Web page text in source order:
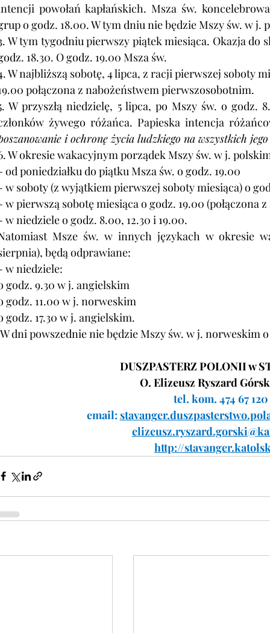
powołań kapłańskich. Msza św.
o godz. 18.00. W tym dniu nie będzie Mszy św. w j.
W tym tygodniu pierwszy piątek miesiąca. Okazja do
18.30. O godz. 19.00 Msza św.
W najbliższą sobotę, 4 lipca, z racji pierwszej soboty
połączona z nabożeństwem pierwszosobotnim.
W przyszłą niedzielę, 5 lipca, po Mszy św. o godz.
żywego różańca. Papieska intencja
i ochronę życia ludzkiego na wszystkich
W okresie wakacyjnym porządek Mszy św. w j.
od poniedziałku do piątku Msza św. o godz. 19.00
w soboty (z wyjątkiem pierwszej soboty miesiąca) o
w pierwszą sobotę miesiąca o godz. 19.00 (połączona
w niedziele o godz. 8.00, 12.30 i 19.00.
Msze św. w innych językach w okresie
będą odprawiane:
w niedziele:
godz. 9.30 w j. angielskim
godz. 11.00 w j. norweskim
godz. 17.30 w j. angielskim.
dni powszednie nie będzie Mszy św. w j. norweskim
DUSZPASTERZ POLONII w
O. Elizeusz Ryszard
tel. kom. 474 67 120
email:
http://